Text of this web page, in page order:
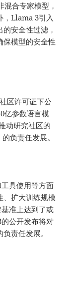
合专家模型，
，Llama 3引入
安全性过滤，
保模型的安全性
区许可证下公
亿参数语言模
动研究社区的
负责任发展。
具使用等方面
、扩大训练规模
准上达到了或
公开发布将对
责任发展。